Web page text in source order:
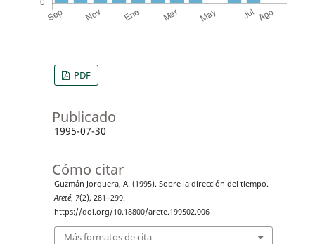
PDF
Publicado
1995-07-30
Cómo citar
Guzmán Jorquera, A. (1995). Sobre la dirección del tiempo.
Areté, 7(2), 281–299.
https://doi.org/10.18800/arete.199502.006
Más formatos de cita